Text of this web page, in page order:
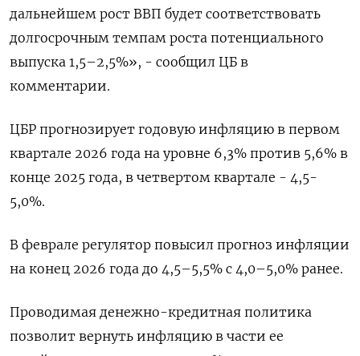
дальнейшем рост ВВП будет ​соответствовать
долгосрочным темпам роста потенциального
выпуска 1,5–2,5%», - сообщил ЦБ в
комментарии.
ЦБР прогнозирует годовую инфляцию в первом
квартале 2026 года на уровне 6,3% против 5,6% в
конце 2025 года, в четвертом квартале - 4,5-
5,0%.
В феврале регулятор повысил прогноз ​инфляции
на конец ⁠2026 года до 4,5–5,5% с 4,0–5,0% ранее.
Проводимая денежно-кредитная политика
позволит вернуть инфляцию ‌в части ее